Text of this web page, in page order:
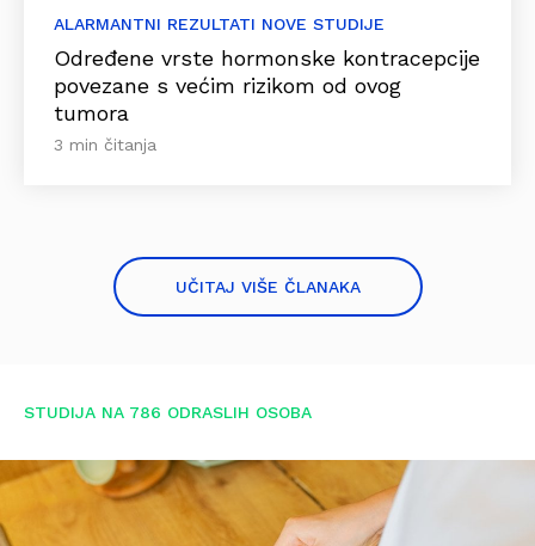
ALARMANTNI REZULTATI NOVE STUDIJE
Određene vrste hormonske kontracepcije
povezane s većim rizikom od ovog
tumora
3 min čitanja
UČITAJ VIŠE ČLANAKA
STUDIJA NA 786 ODRASLIH OSOBA